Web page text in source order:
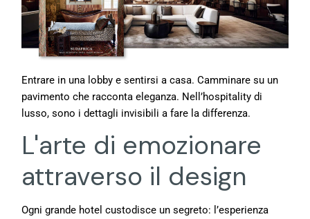
Entrare in una lobby e sentirsi a casa. Camminare su un
pavimento che racconta eleganza. Nell’hospitality di
lusso, sono i dettagli invisibili a fare la differenza.
L'arte di emozionare
attraverso il design
Ogni grande hotel custodisce un segreto: l’esperienza